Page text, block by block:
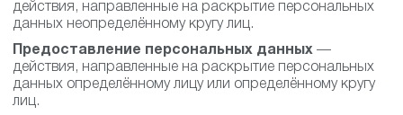
действия, направленные на раскрытие персональных
данных неопределённому кругу лиц.
Предоставление персональных данных —
действия, направленные на раскрытие персональных
данных определённому лицу или определённому кругу
лиц.